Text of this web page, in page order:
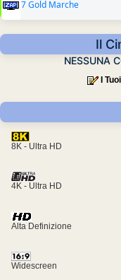
7 Gold Marche
Il
NESSUNA
I
8K - Ultra HD
4K - Ultra HD
Alta Definizione
Widescreen